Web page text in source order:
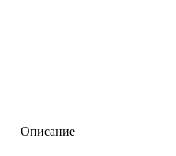
Описание